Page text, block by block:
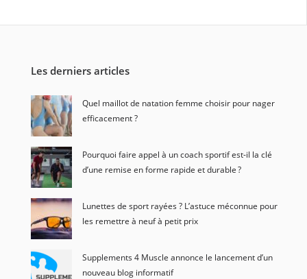
Les derniers articles
Quel maillot de natation femme choisir pour nager
efficacement ?
Pourquoi faire appel à un coach sportif est-il la clé
d’une remise en forme rapide et durable ?
Lunettes de sport rayées ? L’astuce méconnue pour
les remettre à neuf à petit prix
Supplements 4 Muscle annonce le lancement d’un
nouveau blog informatif